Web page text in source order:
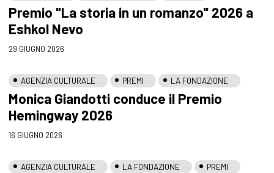
Premio "La storia in un romanzo" 2026 a
Eshkol Nevo
29 GIUGNO 2026
AGENZIA CULTURALE PREMI LA FONDAZIONE
Monica Giandotti conduce il Premio
Hemingway 2026
16 GIUGNO 2026
AGENZIA CULTURALE LA FONDAZIONE PREMI